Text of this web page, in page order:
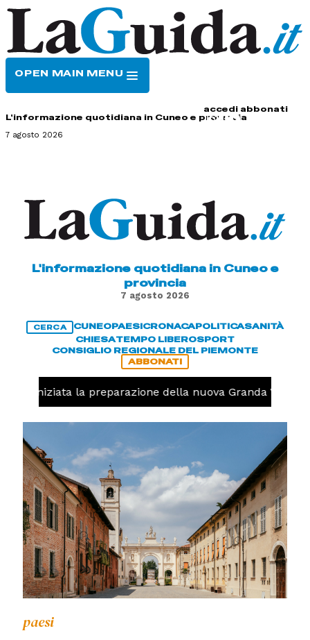
OPEN MAIN MENU
accedi abbonati
L'informazione quotidiana in Cuneo e provincia
7 agosto 2026
L'informazione quotidiana in Cuneo e
provincia
7 agosto 2026
CERCA CUNEOPAESICRONACAPOLITICASANITÀ
CHIESATEMPO LIBEROSPORT
CONSIGLIO REGIONALE DEL PIEMONTE
ABBONATI
iniziata la preparazione della nuova Granda Volley
paesi